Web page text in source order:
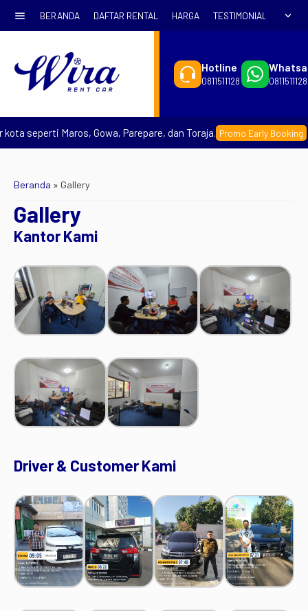
menu BERANDA DAFTAR RENTAL HARGA TESTIMONIAL expand_more
Hotline
0811511128 0811511128
seperti Maros, Gowa, Parepare, dan Toraja. Promo Early Booking –
Beranda » Gallery
Gallery
Kantor Kami
Driver & Customer Kami